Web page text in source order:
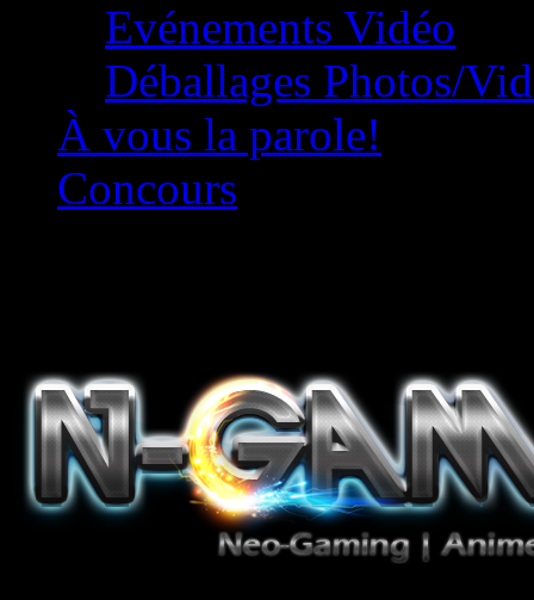
Evénements Vidéo
Déballages Photos/
À vous la parole!
Concours